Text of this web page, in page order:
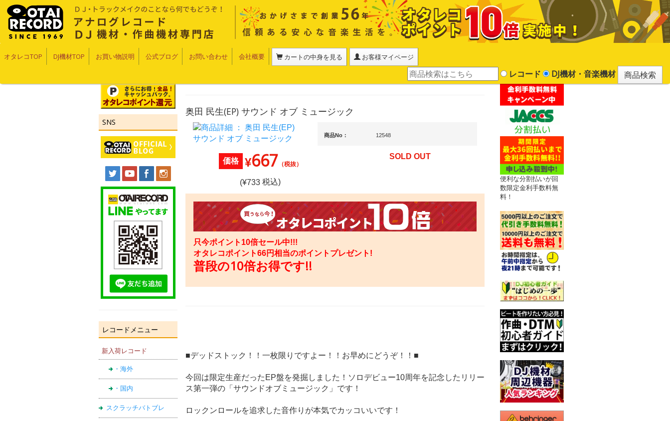
オタレコTOP DJ機材TOP お買い物説明 公式ブログ お問い合わせ 会社概要 カートの中身を見る お客様マイページ
レコード DJ機材・音楽機材
SNS
レコードメニュー
新入荷レコード
・海外
・国内
スクラッチバトブレ
便利な分割払いが回
数限定金利手数料無
料！
奥田 民生(EP) サウンド オブ ミュージック
商品No： 12548
価格 ¥667 （税抜）
(¥733 税込)
SOLD OUT
只今ポイント10倍セール中!!!
オタレコポイント66円相当のポイントプレゼント!
普段の10倍お得です!!
■デッドストック！！一枚限りですよー！！お早めにどうぞ！！■
今回は限定生産だったEP盤を発掘しました！ソロデビュー10周年を記念したリリー
ス第一弾の「サウンドオブミュージック」です！
ロックンロールを追求した音作りが本気でカッコいいです！